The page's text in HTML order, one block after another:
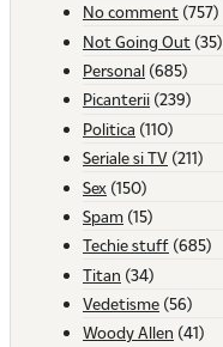
No comment (757)
Not Going Out (35)
Personal (685)
Picanterii (239)
Politica (110)
Seriale si TV (211)
Sex (150)
Spam (15)
Techie stuff (685)
Titan (34)
Vedetisme (56)
Woody Allen (41)